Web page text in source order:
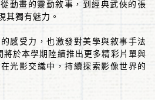
動畫的靈動敘事，到經典武俠的張
其獨有魅力。
感受力，也激發對美學與敘事手法
將於本學期陸續推出更多精彩片單與
光影交織中，持續探索影像世界的